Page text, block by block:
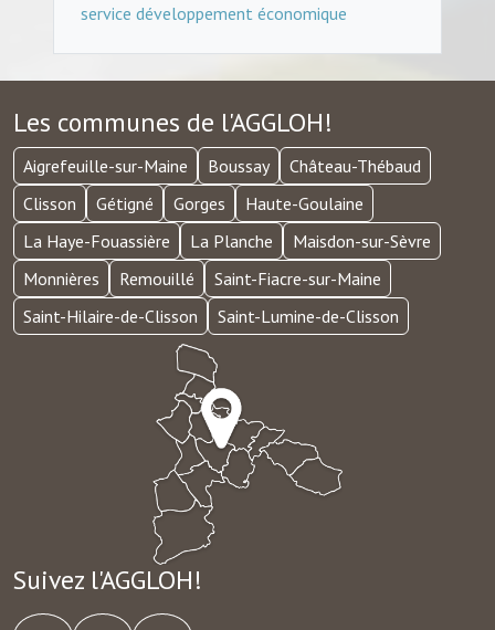
service développement économique
Les communes de l'AGGLOH!
Aigrefeuille-sur-Maine Boussay
Château-Thébaud
Clisson
Gétigné Gorges
Haute-Goulaine
La Haye-Fouassière
La Planche
Maisdon-sur-Sèvre
Monnières
Remouillé
Saint-Fiacre-sur-Maine
Saint-Hilaire-de-Clisson
Saint-Lumine-de-Clisson
Suivez l'AGGLOH!